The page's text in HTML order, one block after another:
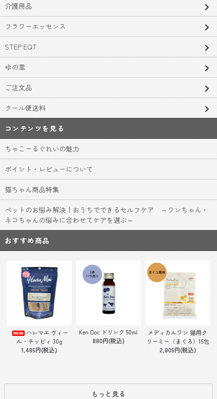
介護用品
フラワーエッセンス
STEP EQT
ゆの里
ご注文品
クール便送料
コンテンツを見る
ちゃこーるぐれいの魅力
ポイント・レビューについて
猫ちゃん商品特集
ペットのお悩み解決！おうちでできるセルフケア ～ワンちゃん・
ネコちゃんの悩みに合わせてケアを選ぶ～
おすすめ商品
ハレマエ ヴィー
ル・チッピィ 30g
1,485円(税込)
Ken Doc ドリンク 50ml
880円(税込)
メディカルワン 猫用ク
リーミー（まぐろ）15包
2,805円(税込)
もっと見る